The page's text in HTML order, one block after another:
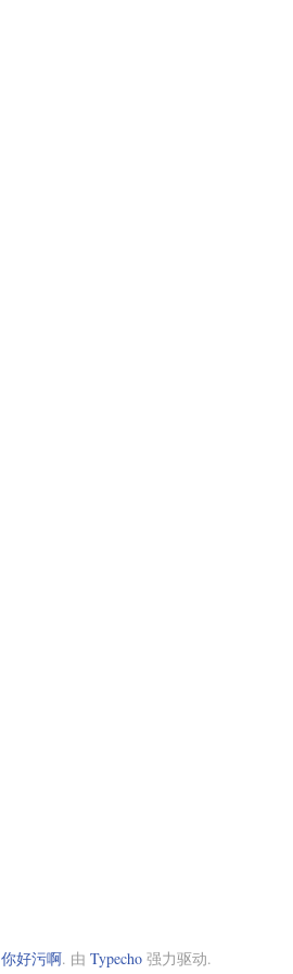
你好污啊. 由 Typecho强力驱动.